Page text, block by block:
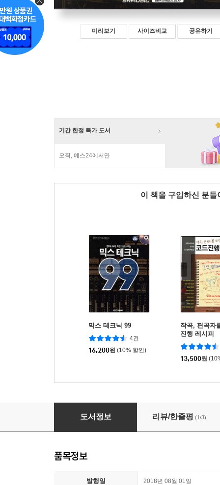
미리보기 사이즈비교 공유하기
기간 한정 특가 도서
오직, 예스24에서만
이 책을 구입하신 분
믹스 테크닉 99
4건
16,200원 (10% 할인)
작곡, 편곡자
진행 레시피
13,500원
작곡테크닉99
도서정보 리뷰/한줄평 (1/3)
품목정보
발행일 2018년 08월 01일